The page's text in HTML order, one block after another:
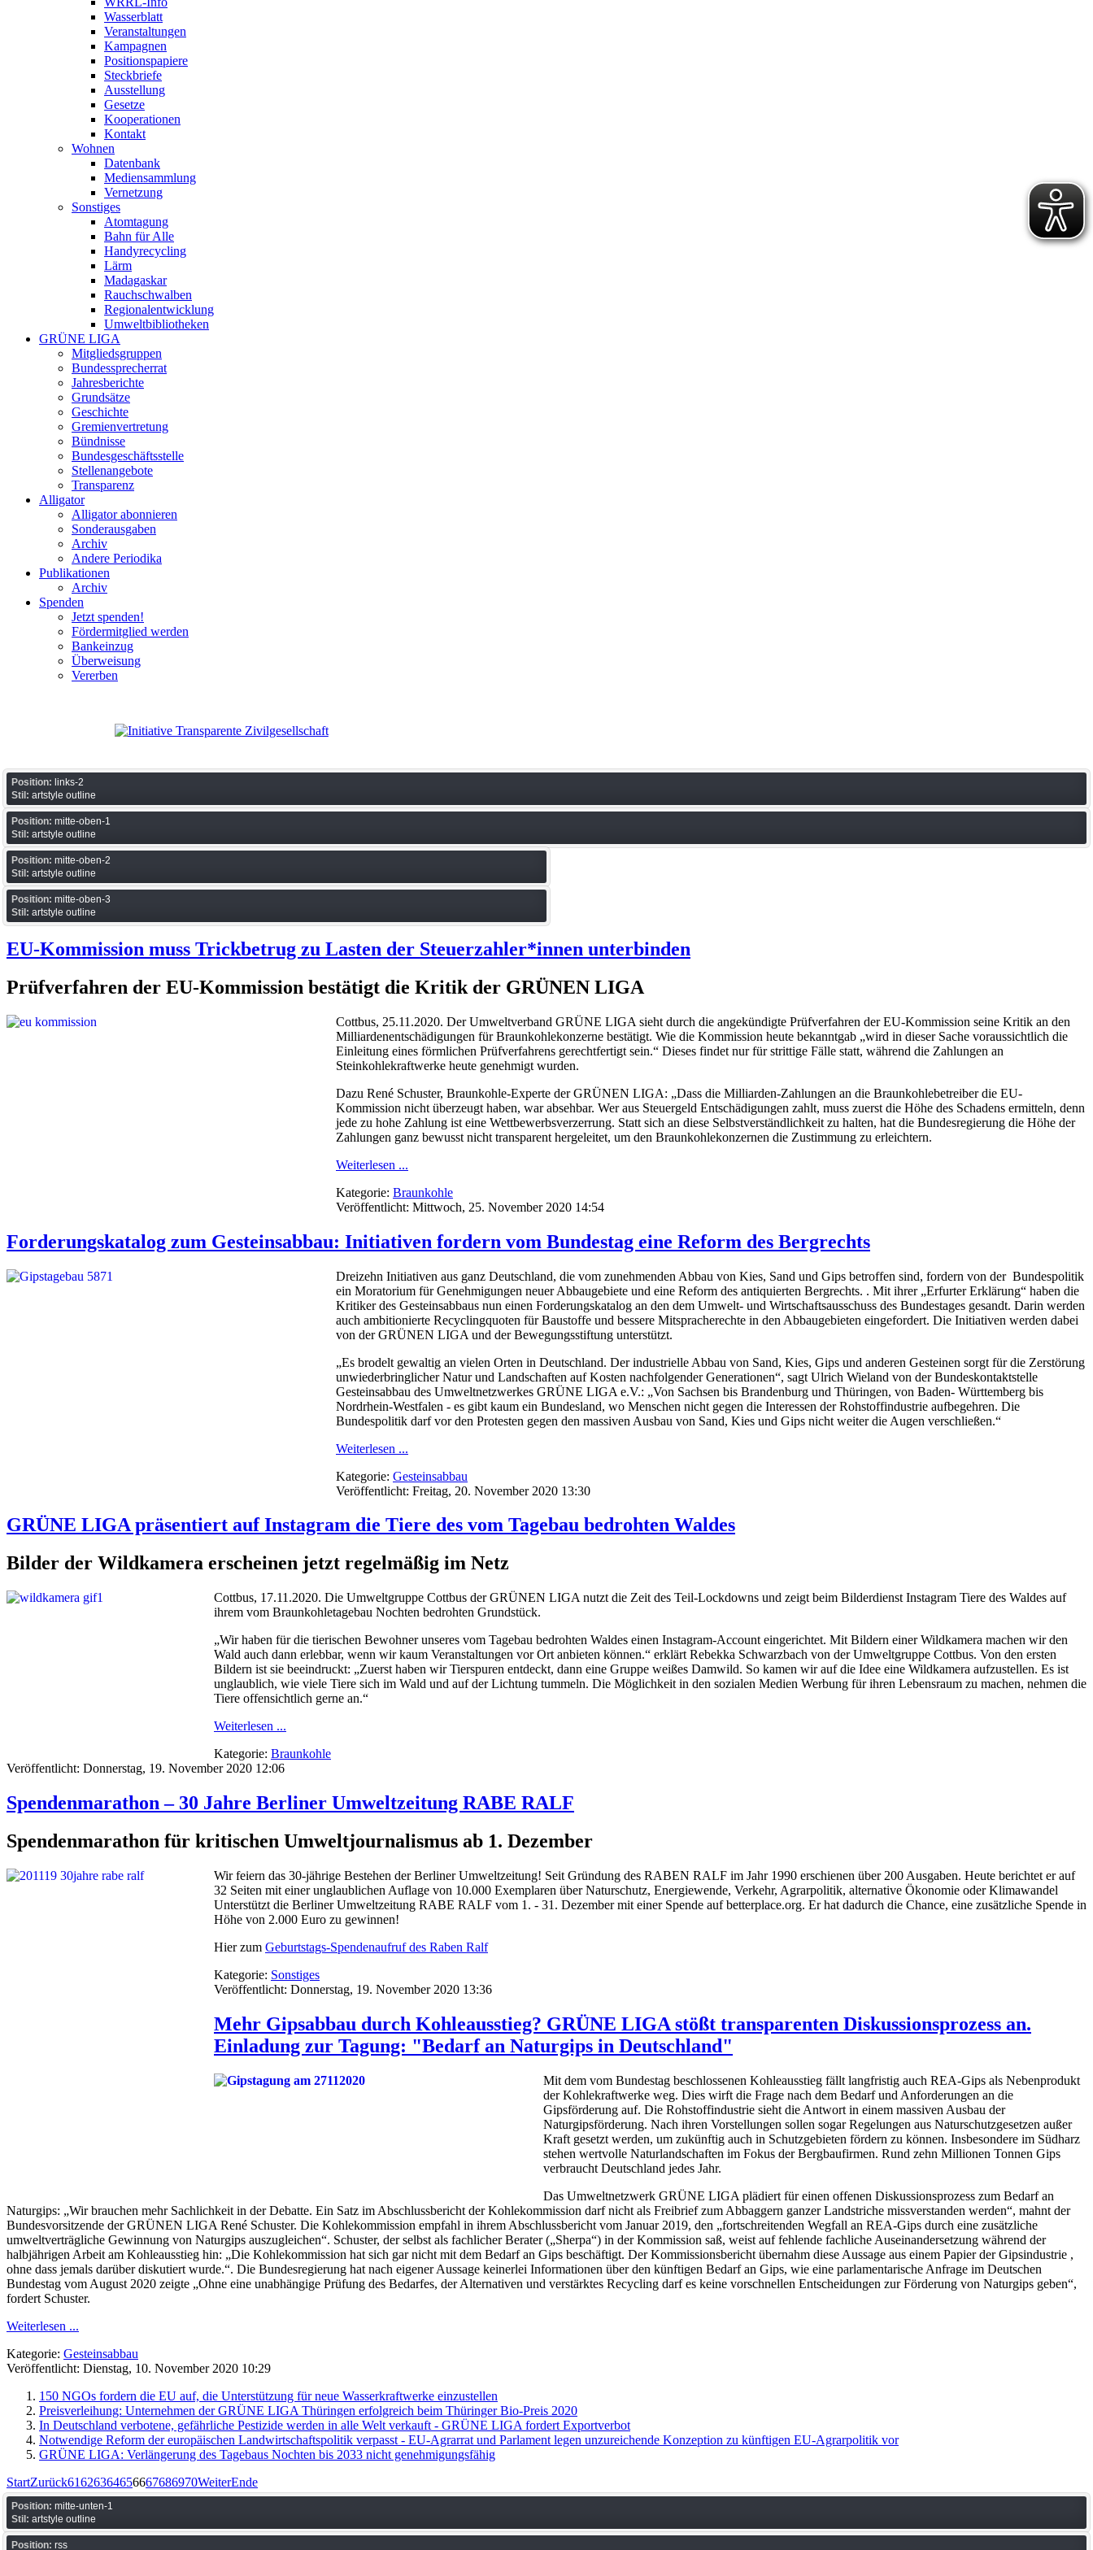
Wasserblatt
Veranstaltungen
Kampagnen
Positionspapiere
Steckbriefe
Ausstellung
Gesetze
Kooperationen
Kontakt
Wohnen
Datenbank
Mediensammlung
Vernetzung
Sonstiges
Atomtagung
Bahn für Alle
Handyrecycling
Lärm
Madagaskar
Rauchschwalben
Regionalentwicklung
Umweltbibliotheken
GRÜNE LIGA
Mitgliedsgruppen
Bundessprecherrat
Jahresberichte
Grundsätze
Geschichte
Gremienvertretung
Bündnisse
Bundesgeschäftsstelle
Stellenangebote
Transparenz
Alligator
Alligator abonnieren
Sonderausgaben
Archiv
Andere Periodika
Publikationen
Archiv
Spenden
Jetzt spenden!
Fördermitglied werden
Bankeinzug
Überweisung
Vererben
Position: links-2
Stil: artstyle outline
Position: mitte-oben-1
Stil: artstyle outline
Position: mitte-oben-2
Stil: artstyle outline
Position: mitte-oben-3
Stil: artstyle outline
EU-Kommission muss Trickbetrug zu Lasten der Steuerzahler*innen unterbinden
Prüfverfahren der EU-Kommission bestätigt die Kritik der GRÜNEN LIGA
Cottbus, 25.11.2020. Der Umweltverband GRÜNE LIGA sieht durch die angekündigte Prüfverfahren der EU-Kommission seine Kritik an den
Milliardenentschädigungen für Braunkohlekonzerne bestätigt. Wie die Kommission heute bekanntgab „wird in dieser Sache voraussichtlich die
Einleitung eines förmlichen Prüfverfahrens gerechtfertigt sein.“ Dieses findet nur für strittige Fälle statt, während die Zahlungen an
Steinkohlekraftwerke heute genehmigt wurden.
Dazu René Schuster, Braunkohle-Experte der GRÜNEN LIGA: „Dass die Milliarden-Zahlungen an die Braunkohlebetreiber die EU-
Kommission nicht überzeugt haben, war absehbar. Wer aus Steuergeld Entschädigungen zahlt, muss zuerst die Höhe des Schadens ermitteln, denn
jede zu hohe Zahlung ist eine Wettbewerbsverzerrung. Statt sich an diese Selbstverständlichkeit zu halten, hat die Bundesregierung die Höhe der
Zahlungen ganz bewusst nicht transparent hergeleitet, um den Braunkohlekonzernen die Zustimmung zu erleichtern.
Weiterlesen ...
Kategorie: Braunkohle
Veröffentlicht: Mittwoch, 25. November 2020 14:54
Forderungskatalog zum Gesteinsabbau: Initiativen fordern vom Bundestag eine Reform des Bergrechts
Dreizehn Initiativen aus ganz Deutschland, die vom zunehmenden Abbau von Kies, Sand und Gips betroffen sind, fordern von der Bundespolitik
ein Moratorium für Genehmigungen neuer Abbaugebiete und eine Reform des antiquierten Bergrechts. . Mit ihrer „Erfurter Erklärung“ haben die
Kritiker des Gesteinsabbaus nun einen Forderungskatalog an den dem Umwelt- und Wirtschaftsausschuss des Bundestages gesandt. Darin werden
auch ambitionierte Recyclingquoten für Baustoffe und bessere Mitspracherechte in den Abbaugebieten eingefordert. Die Initiativen werden dabei
von der GRÜNEN LIGA und der Bewegungsstiftung unterstützt.
„Es brodelt gewaltig an vielen Orten in Deutschland. Der industrielle Abbau von Sand, Kies, Gips und anderen Gesteinen sorgt für die Zerstörung
unwiederbringlicher Natur und Landschaften auf Kosten nachfolgender Generationen“, sagt Ulrich Wieland von der Bundeskontaktstelle
Gesteinsabbau des Umweltnetzwerkes GRÜNE LIGA e.V.: „Von Sachsen bis Brandenburg und Thüringen, von Baden- Württemberg bis
Nordrhein-Westfalen - es gibt kaum ein Bundesland, wo Menschen nicht gegen die Interessen der Rohstoffindustrie aufbegehren. Die
Bundespolitik darf vor den Protesten gegen den massiven Ausbau von Sand, Kies und Gips nicht weiter die Augen verschließen.“
Weiterlesen ...
Kategorie: Gesteinsabbau
Veröffentlicht: Freitag, 20. November 2020 13:30
GRÜNE LIGA präsentiert auf Instagram die Tiere des vom Tagebau bedrohten Waldes
Bilder der Wildkamera erscheinen jetzt regelmäßig im Netz
Cottbus, 17.11.2020. Die Umweltgruppe Cottbus der GRÜNEN LIGA nutzt die Zeit des Teil-Lockdowns und zeigt beim Bilderdienst Instagram Tiere des Waldes auf
ihrem vom Braunkohletagebau Nochten bedrohten Grundstück.
„Wir haben für die tierischen Bewohner unseres vom Tagebau bedrohten Waldes einen Instagram-Account eingerichtet. Mit Bildern einer Wildkamera machen wir den
Wald auch dann erlebbar, wenn wir kaum Veranstaltungen vor Ort anbieten können.“ erklärt Rebekka Schwarzbach von der Umweltgruppe Cottbus. Von den ersten
Bildern ist sie beeindruckt: „Zuerst haben wir Tierspuren entdeckt, dann eine Gruppe weißes Damwild. So kamen wir auf die Idee eine Wildkamera aufzustellen. Es ist
unglaublich, wie viele Tiere sich im Wald und auf der Lichtung tummeln. Die Möglichkeit in den sozialen Medien Werbung für ihren Lebensraum zu machen, nehmen die
Tiere offensichtlich gerne an.“
Weiterlesen ...
Kategorie: Braunkohle
Veröffentlicht: Donnerstag, 19. November 2020 12:06
Spendenmarathon – 30 Jahre Berliner Umweltzeitung RABE RALF
Spendenmarathon für kritischen Umweltjournalismus ab 1. Dezember
Wir feiern das 30-jährige Bestehen der Berliner Umweltzeitung! Seit Gründung des RABEN RALF im Jahr 1990 erschienen über 200 Ausgaben. Heute berichtet er auf
32 Seiten mit einer unglaublichen Auflage von 10.000 Exemplaren über Naturschutz, Energiewende, Verkehr, Agrarpolitik, alternative Ökonomie oder Klimawandel
Unterstützt die Berliner Umweltzeitung RABE RALF vom 1. - 31. Dezember mit einer Spende auf betterplace.org. Er hat dadurch die Chance, eine zusätzliche Spende in
Höhe von 2.000 Euro zu gewinnen!
Hier zum Geburtstags-Spendenaufruf des Raben Ralf
Kategorie: Sonstiges
Veröffentlicht: Donnerstag, 19. November 2020 13:36
Mehr Gipsabbau durch Kohleausstieg? GRÜNE LIGA stößt transparenten Diskussionsprozess an.
Einladung zur Tagung: "Bedarf an Naturgips in Deutschland"
Mit dem vom Bundestag beschlossenen Kohleausstieg fällt langfristig auch REA-Gips als Nebenprodukt
der Kohlekraftwerke weg. Dies wirft die Frage nach dem Bedarf und Anforderungen an die
Gipsförderung auf. Die Rohstoffindustrie sieht die Antwort in einem massiven Ausbau der
Naturgipsförderung. Nach ihren Vorstellungen sollen sogar Regelungen aus Naturschutzgesetzen außer
Kraft gesetzt werden, um zukünftig auch in Schutzgebieten fördern zu können. Insbesondere im Südharz
stehen wertvolle Naturlandschaften im Fokus der Bergbaufirmen. Rund zehn Millionen Tonnen Gips
verbraucht Deutschland jedes Jahr.
Das Umweltnetzwerk GRÜNE LIGA plädiert für einen offenen Diskussionsprozess zum Bedarf an
Naturgips: „Wir brauchen mehr Sachlichkeit in der Debatte. Ein Satz im Abschlussbericht der Kohlekommission darf nicht als Freibrief zum Abbaggern ganzer Landstriche missverstanden werden“, mahnt der
Bundesvorsitzende der GRÜNEN LIGA René Schuster. Die Kohlekommission empfahl in ihrem Abschlussbericht vom Januar 2019, den „fortschreitenden Wegfall an REA-Gips durch eine zusätzliche
umweltverträgliche Gewinnung von Naturgips auszugleichen“. Schuster, der selbst als fachlicher Berater („Sherpa“) in der Kommission saß, weist auf fehlende fachliche Auseinandersetzung während der
halbjährigen Arbeit am Kohleausstieg hin: „Die Kohlekommission hat sich gar nicht mit dem Bedarf an Gips beschäftigt. Der Kommissionsbericht übernahm diese Aussage aus einem Papier der Gipsindustrie ,
ohne dass jemals darüber diskutiert wurde.“. Die Bundesregierung hat nach eigener Aussage keinerlei Informationen über den künftigen Bedarf an Gips, wie eine parlamentarische Anfrage im Deutschen
Bundestag vom August 2020 zeigte „Ohne eine unabhängige Prüfung des Bedarfes, der Alternativen und verstärktes Recycling darf es keine vorschnellen Entscheidungen zur Förderung von Naturgips geben“,
fordert Schuster.
Weiterlesen ...
Kategorie: Gesteinsabbau
Veröffentlicht: Dienstag, 10. November 2020 10:29
150 NGOs fordern die EU auf, die Unterstützung für neue Wasserkraftwerke einzustellen
Preisverleihung: Unternehmen der GRÜNE LIGA Thüringen erfolgreich beim Thüringer Bio-Preis 2020
In Deutschland verbotene, gefährliche Pestizide werden in alle Welt verkauft - GRÜNE LIGA fordert Exportverbot
Notwendige Reform der europäischen Landwirtschaftspolitik verpasst - EU-Agrarrat und Parlament legen unzureichende Konzeption zu künftigen EU-Agrarpolitik vor
GRÜNE LIGA: Verlängerung des Tagebaus Nochten bis 2033 nicht genehmigungsfähig
StartZurück61626364656667686970WeiterEnde
Position: mitte-unten-1
Stil: artstyle outline
Position: rss